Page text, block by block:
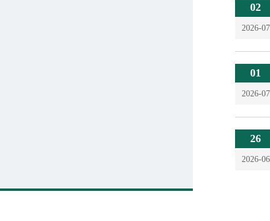
02
2026-07
01
2026-07
26
2026-06